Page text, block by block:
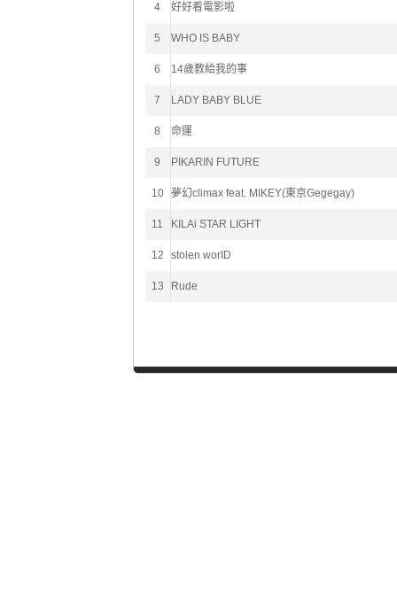
4 好好看電影啦
5 WHO IS BABY
6 14歲教給我的事
7 LADY BABY BLUE
8 命運
9 PIKARIN FUTURE
10 夢幻climax feat. MIKEY(東京Gegegay)
11 KILAi STAR LIGHT
12 stolen worID
13 Rude